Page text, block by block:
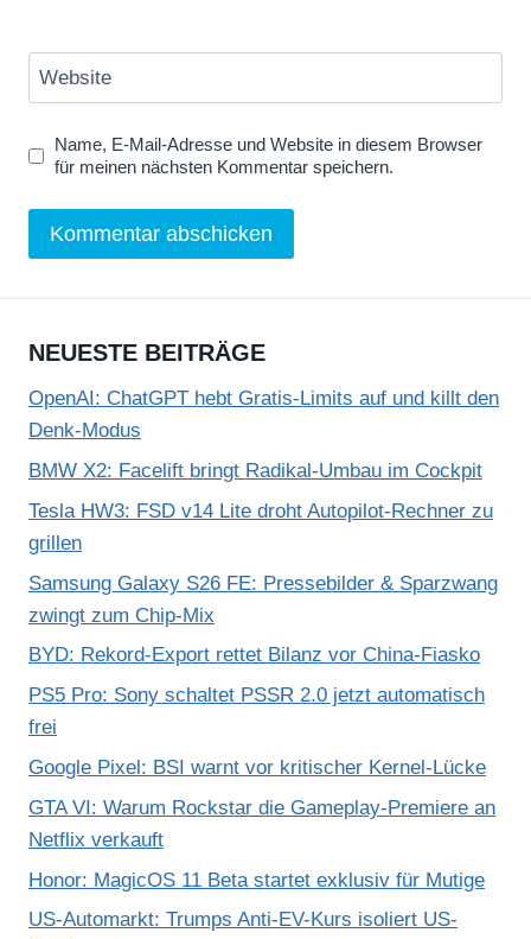
Website
Name, E-Mail-Adresse und Website in diesem Browser
für meinen nächsten Kommentar speichern.
NEUESTE BEITRÄGE
OpenAI: ChatGPT hebt Gratis-Limits auf und killt den
Denk-Modus
BMW X2: Facelift bringt Radikal-Umbau im Cockpit
Tesla HW3: FSD v14 Lite droht Autopilot-Rechner zu
grillen
Samsung Galaxy S26 FE: Pressebilder & Sparzwang
zwingt zum Chip-Mix
BYD: Rekord-Export rettet Bilanz vor China-Fiasko
PS5 Pro: Sony schaltet PSSR 2.0 jetzt automatisch
frei
Google Pixel: BSI warnt vor kritischer Kernel-Lücke
GTA VI: Warum Rockstar die Gameplay-Premiere an
Netflix verkauft
Honor: MagicOS 11 Beta startet exklusiv für Mutige
US-Automarkt: Trumps Anti-EV-Kurs isoliert US-